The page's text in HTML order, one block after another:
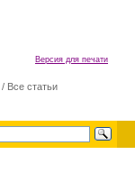
Версия для печати
/ Все статьи